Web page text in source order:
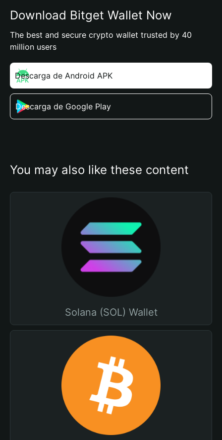
Download Bitget Wallet Now
The best and secure crypto wallet trusted by 40
million users
Descarga de Android APK
Descarga de Google Play
You may also like these content
Solana (SOL) Wallet